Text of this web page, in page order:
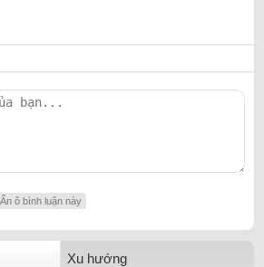
Ẩn ô bình luận này
Xu hướng